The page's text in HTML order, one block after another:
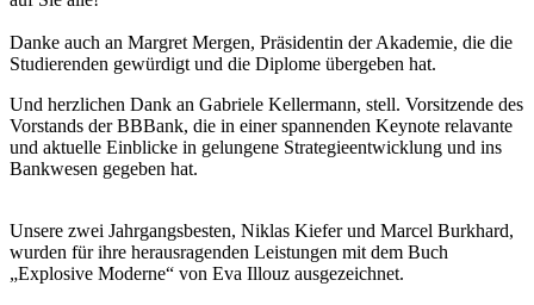
Danke auch an Margret Mergen, Präsidentin der Akademie, die die
Studierenden gewürdigt und die Diplome übergeben hat.
Und herzlichen Dank an Gabriele Kellermann, stell. Vorsitzende des
Vorstands der BBBank, die in einer spannenden Keynote relavante
und aktuelle Einblicke in gelungene Strategieentwicklung und ins
Bankwesen gegeben hat.
Unsere zwei Jahrgangsbesten, Niklas Kiefer und Marcel Burkhard,
wurden für ihre herausragenden Leistungen mit dem Buch
„Explosive Moderne“ von Eva Illouz ausgezeichnet.